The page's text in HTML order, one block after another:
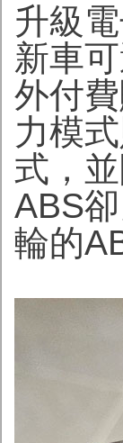
升級
新車
外付
力模
式，
ABS
輪的